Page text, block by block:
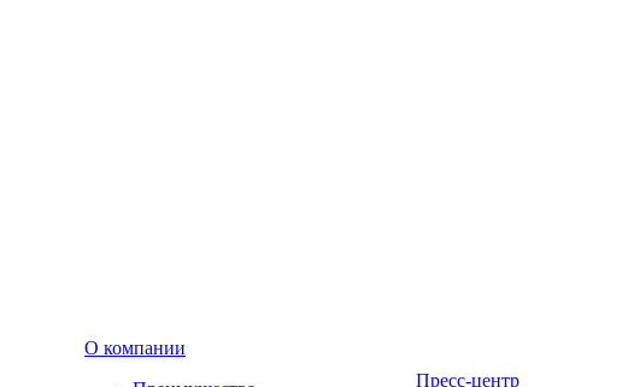
О компании
Пресс-центр